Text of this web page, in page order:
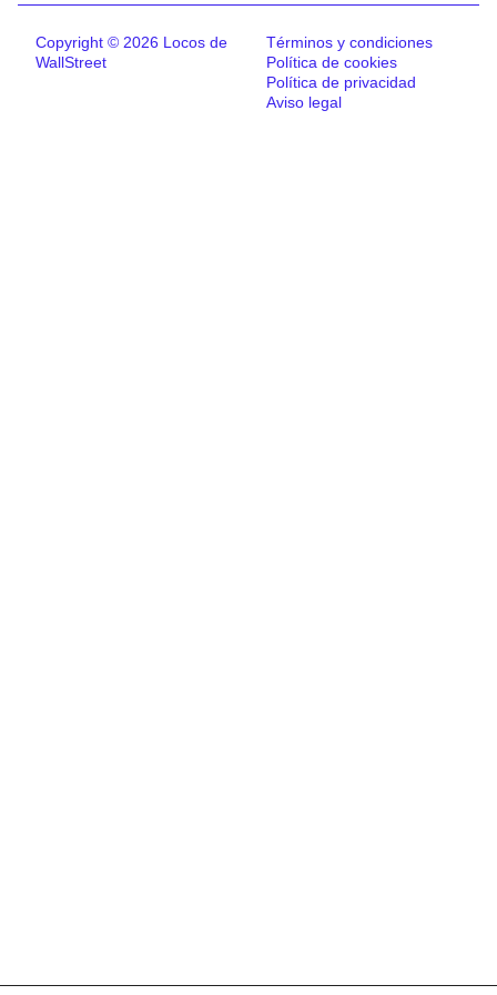
Copyright © 2026 Locos de
WallStreet
Términos y condiciones
Política de cookies
Política de privacidad
Aviso legal